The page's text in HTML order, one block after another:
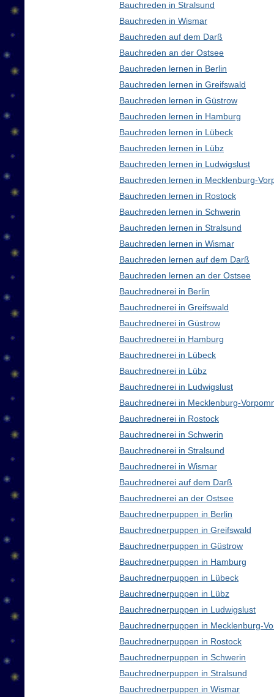
Bauchreden in Stralsund
Bauchreden in Wismar
Bauchreden auf dem Darß
Bauchreden an der Ostsee
Bauchreden lernen in Berlin
Bauchreden lernen in Greifswald
Bauchreden lernen in Güstrow
Bauchreden lernen in Hamburg
Bauchreden lernen in Lübeck
Bauchreden lernen in Lübz
Bauchreden lernen in Ludwigslust
Bauchreden lernen in Mecklenburg-
Bauchreden lernen in Rostock
Bauchreden lernen in Schwerin
Bauchreden lernen in Stralsund
Bauchreden lernen in Wismar
Bauchreden lernen auf dem Darß
Bauchreden lernen an der Ostsee
Bauchrednerei in Berlin
Bauchrednerei in Greifswald
Bauchrednerei in Güstrow
Bauchrednerei in Hamburg
Bauchrednerei in Lübeck
Bauchrednerei in Lübz
Bauchrednerei in Ludwigslust
Bauchrednerei in Mecklenburg-
Bauchrednerei in Rostock
Bauchrednerei in Schwerin
Bauchrednerei in Stralsund
Bauchrednerei in Wismar
Bauchrednerei auf dem Darß
Bauchrednerei an der Ostsee
Bauchrednerpuppen in Berlin
Bauchrednerpuppen in Greifswald
Bauchrednerpuppen in Güstrow
Bauchrednerpuppen in Hamburg
Bauchrednerpuppen in Lübeck
Bauchrednerpuppen in Lübz
Bauchrednerpuppen in Ludwigslust
Bauchrednerpuppen in Mecklenburg-
Bauchrednerpuppen in Rostock
Bauchrednerpuppen in Schwerin
Bauchrednerpuppen in Stralsund
Bauchrednerpuppen in Wismar